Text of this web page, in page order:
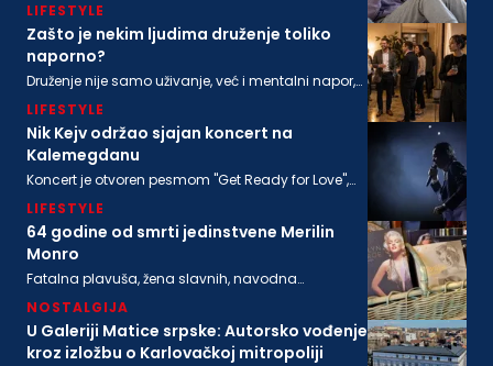
LIFESTYLE
Zašto je nekim ljudima druženje toliko
naporno?
Druženje nije samo uživanje, već i mentalni napor,
odgovara svima podjednako
LIFESTYLE
Nik Kejv održao sjajan koncert na
Kalemegdanu
Koncert je otvoren pesmom "Get Ready for Love",
Long-Suffering" i naslovna numera sa poslednjeg
albuma "Wild God"
LIFESTYLE
64 godine od smrti jedinstvene Merilin
Monro
Fatalna plavuša, žena slavnih, navodna
stanu na današnji dan 1962. godine
NOSTALGIJA
U Galeriji Matice srpske: Autorsko vođenje
kroz izložbu o Karlovačkoj mitropoliji